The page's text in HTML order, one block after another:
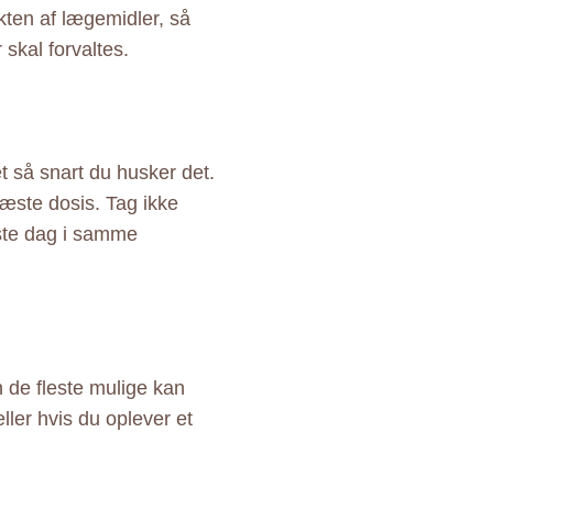
af lægemidler, så
forvaltes.
så snart du husker det.
dosis. Tag ikke
dag i samme
de fleste mulige kan
hvis du oplever et